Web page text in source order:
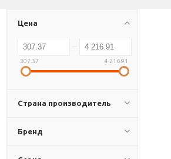
Цена
307.37 4 216.91
Страна производитель
Бренд